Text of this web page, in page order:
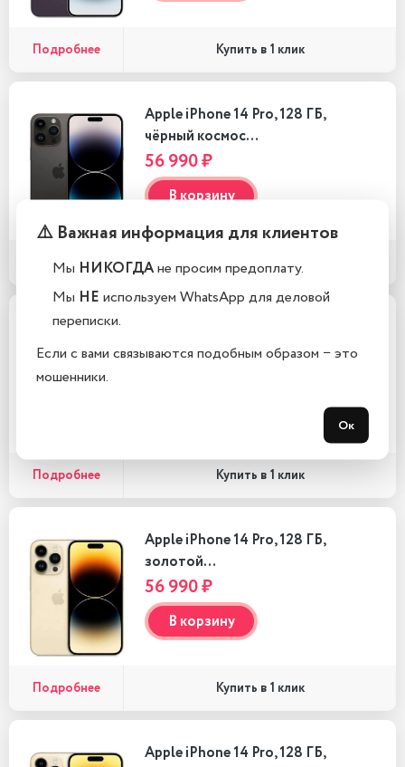
Подробнее Купить в 1 клик
Apple iPhone 14 Pro, 128 ГБ,
чёрный космос…
56 990 ₽
В корзину
Подробнее Купить в 1 клик
чёрный космос, eSIM…
Подробнее Купить в 1 клик
Apple iPhone 14 Pro, 128 ГБ,
золотой…
56 990 ₽
В корзину
Подробнее Купить в 1 клик
Apple iPhone 14 Pro, 128 ГБ,
⚠️ Важная информация для клиентов
Мы НИКОГДАне просим предоплату.
Мы НЕ используем WhatsApp для деловой
переписки.
Если с вами связываются подобным образом − это
мошенники.
Ок